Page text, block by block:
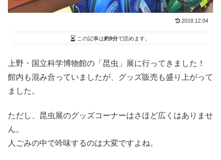
2018.12.04
この記事は約9分で読めます。
上野・国立科学博物館の「昆虫」展に行ってきました！
館内も混み合っていましたが、グッズ販売も盛り上がって
ました。
ただし、昆虫展のグッズコーナーはさほど広くはありませ
ん。
人ごみの中で吟味するのは大変ですよね。